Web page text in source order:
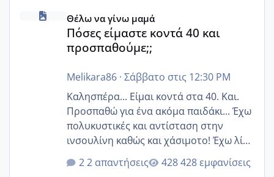
Πόσες είμαστε κοντά 40 και προσπαθούμε;;
Θέλω να γίνω μαμά
Πόσες είμαστε κοντά 40 και
προσπαθούμε;;
Melikara86· Σάββατο στις 12:30 PM
Καλησπέρα... Είμαι κοντά στα 40. Και.
Προσπαθώ για ένα ακόμα παιδάκι... Έχω
πολυκυστικές και αντίσταση στην
ινσουλίνη καθώς και χάσιμοτο! Έχω λίγα
κιλά παραπάνω και όσο κ αν προσπαθώ
δεν χάνω εύκολα! Προσπαθώ για ακόμη
2 απαντήσεις 428 εμφανίσεις